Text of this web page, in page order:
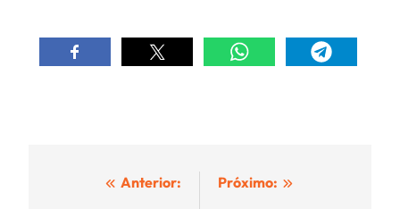
Navegación
Anterior:
Próximo: